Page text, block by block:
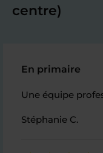
centre)
En primaire
Une équipe
Stéphanie C.